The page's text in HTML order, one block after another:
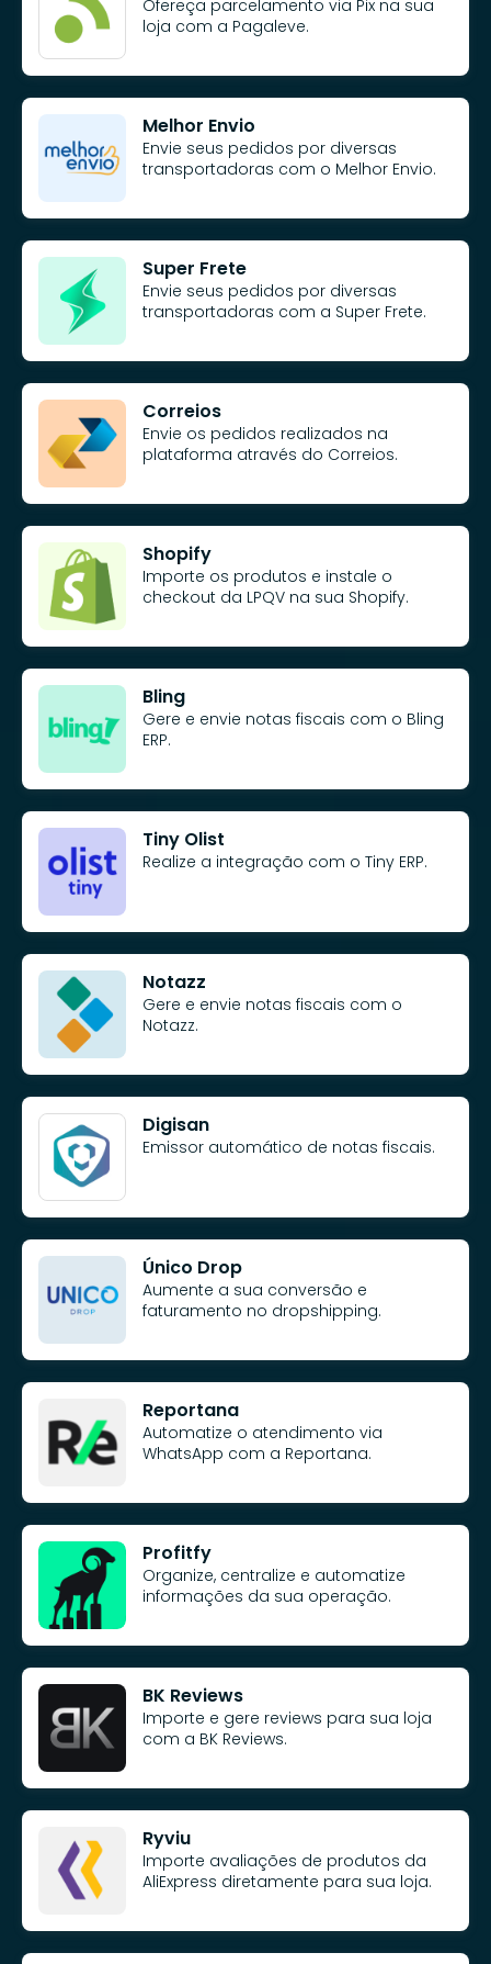
Ofereça parcelamento via Pix na sua
loja com a Pagaleve.
Melhor Envio
Envie seus pedidos por diversas
transportadoras com o Melhor Envio.
Super Frete
Envie seus pedidos por diversas
transportadoras com a Super Frete.
Correios
Envie os pedidos realizados na
plataforma através do Correios.
Shopify
Importe os produtos e instale o
checkout da LPQV na sua Shopify.
Bling
Gere e envie notas fiscais com o Bling
ERP.
Tiny Olist
Realize a integração com o Tiny ERP.
Notazz
Gere e envie notas fiscais com o
Notazz.
Digisan
Emissor automático de notas fiscais.
Único Drop
Aumente a sua conversão e
faturamento no dropshipping.
Reportana
Automatize o atendimento via
WhatsApp com a Reportana.
Profitfy
Organize, centralize e automatize
informações da sua operação.
BK Reviews
Importe e gere reviews para sua loja
com a BK Reviews.
Ryviu
Importe avaliações de produtos da
AliExpress diretamente para sua loja.